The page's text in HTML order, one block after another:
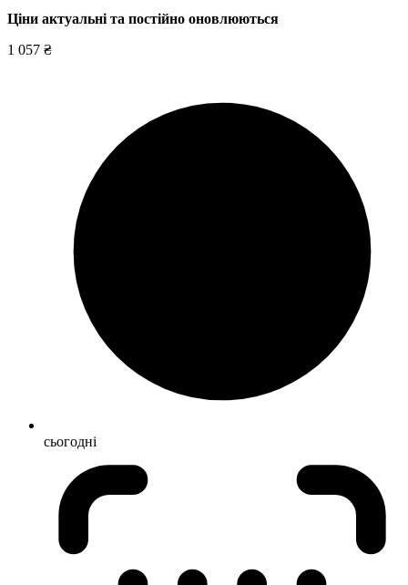
Ціни актуальні та постійно оновлюються
1 057 ₴
сьогодні